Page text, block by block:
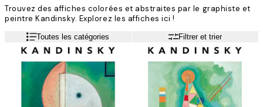
Trouvez des affiches colorées et abstraites par le graphiste et
peintre Kandinsky. Explorez les affiches ici !
Toutes les catégories Filtrer et trier